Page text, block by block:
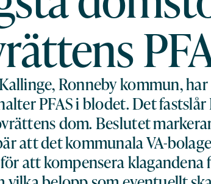
Ronneby kommun,
PFAS i blodet. Det
dom. Beslutet
att det kommunala VA-
att kompensera